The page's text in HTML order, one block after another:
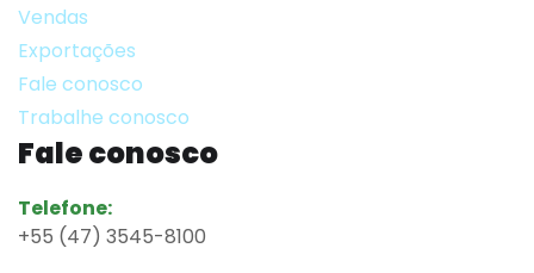
Vendas
Exportações
Fale conosco
Trabalhe conosco
Fale conosco
Telefone:
+55 (47) 3545-8100